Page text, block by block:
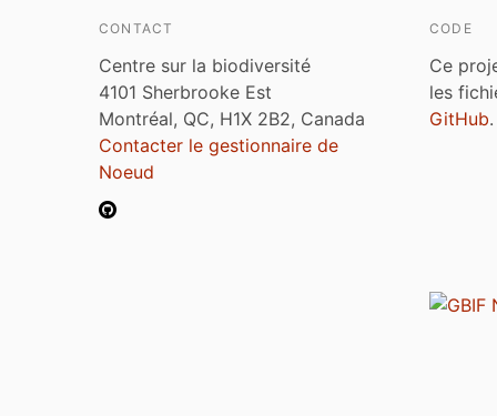
CONTACT
Centre sur la biodiversité
4101 Sherbrooke Est
Montréal, QC, H1X 2B2, Canada
Contacter le gestionnaire de
Noeud
CODE
Ce
les
GitHub.